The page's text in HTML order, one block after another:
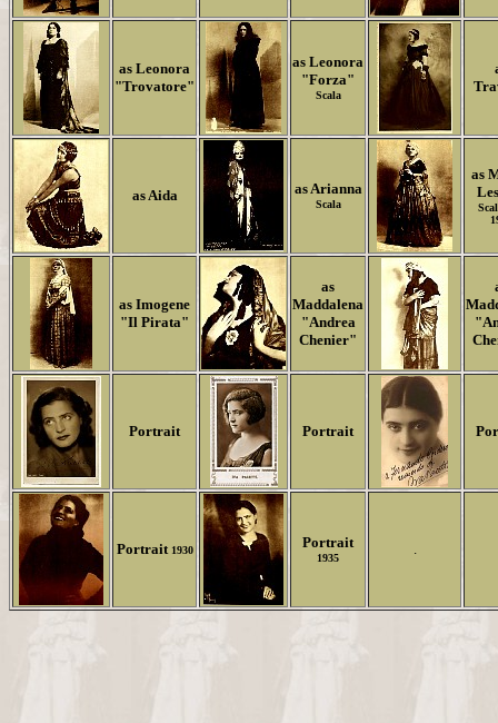
as Leonora
"Trovatore"
as Leonora
"Forza"
Scala
as Aida as Arianna
Scala
as
as Imogene
"Il Pirata"
as
Maddalena
"Andrea
Chenier"
Portrait Portrait
Portrait 1930 Portrait
1935
.